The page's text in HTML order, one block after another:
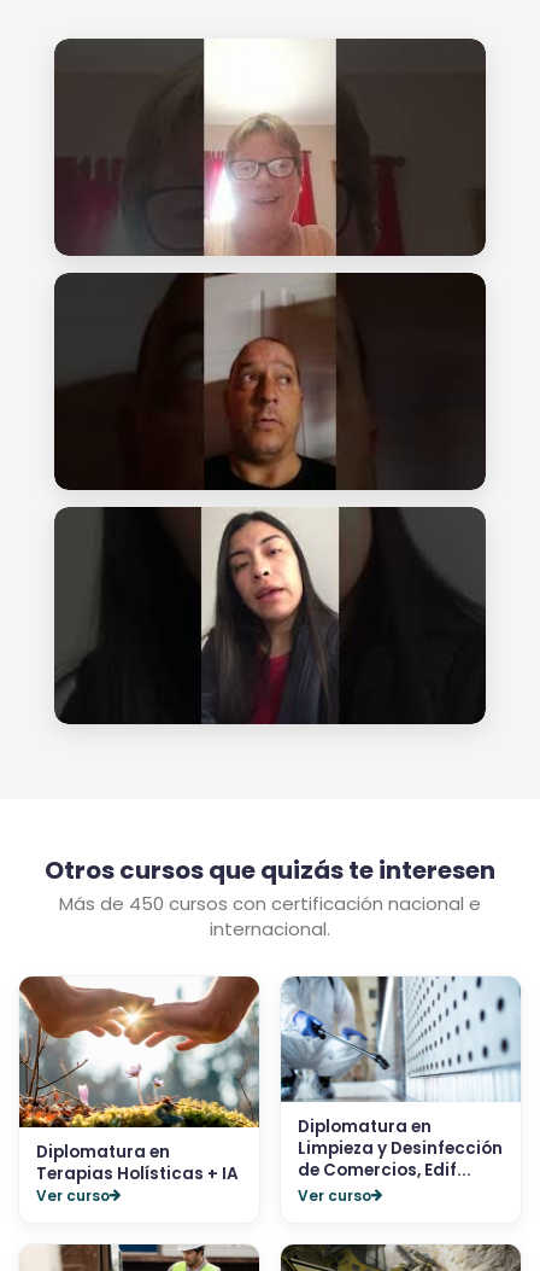
Otros cursos que quizás te interesen
Más de 450 cursos con certificación nacional e
internacional.
Diplomatura en
Terapias Holísticas + IA
Ver curso
Diplomatura en
Limpieza y Desinfección
de Comercios, Edif...
Ver curso